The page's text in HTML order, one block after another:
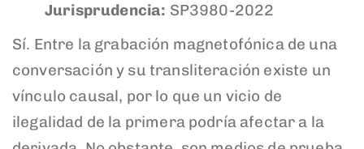
Jurisprudencia: SP3980-2022
Sí. Entre la grabación magnetofónica de una
conversación y su transliteración existe un
vínculo causal, por lo que un vicio de
ilegalidad de la primera podría afectar a la